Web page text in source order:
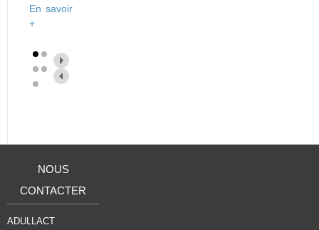
En savoir
+
NOUS
CONTACTER
ADULLACT